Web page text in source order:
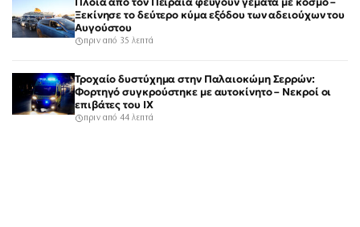
Ξεκίνησε το δεύτερο κύμα εξόδου των αδειούχων του
Αυγούστου
πριν από 35 λεπτά
Τροχαίο δυστύχημα στην Παλαιοκώμη Σερρών:
Φορτηγό συγκρούστηκε με αυτοκίνητο – Νεκροί οι
επιβάτες του ΙΧ
πριν από 44 λεπτά